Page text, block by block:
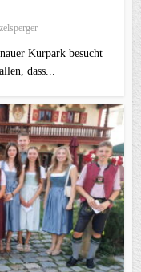
Kurpark besucht
dass...